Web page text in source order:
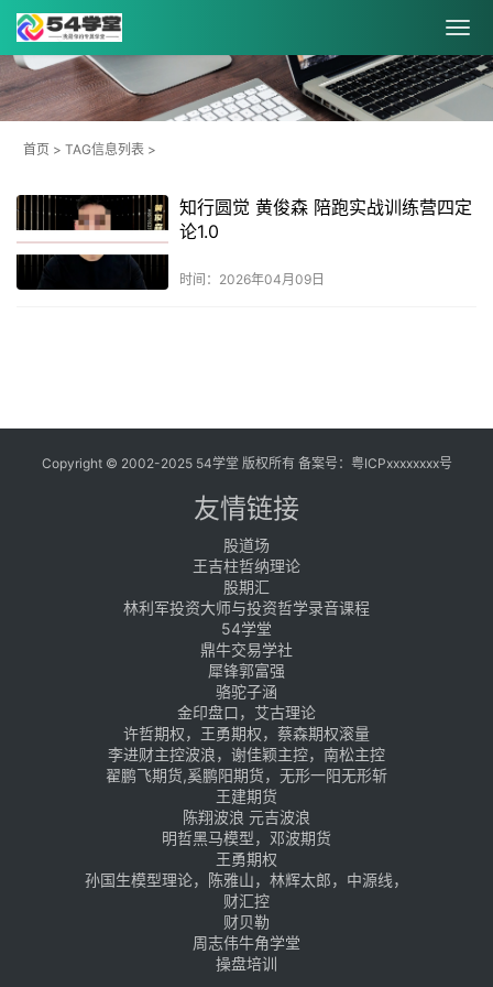
首页 > TAG信息列表 >
知行圆觉 黄俊森 陪跑实战训练营四定
论1.0
时间：2026年04月09日
Copyright © 2002-2025 54学堂 版权所有 备案号： 粤ICPxxxxxxxx号
友情链接
股道场
王吉柱哲纳理论
股期汇
林利军投资大师与投资哲学录音课程
54学堂
鼎牛交易学社
犀锋郭富强
骆驼子涵
金印盘口，艾古理论
许哲期权，王勇期权，蔡森期权滚量
李进财主控波浪，谢佳颖主控，南松主控
翟鹏飞期货,奚鹏阳期货，无形一阳无形斩
王建期货
陈翔波浪 元吉波浪
明哲黑马模型，邓波期货
王勇期权
孙国生模型理论，陈雅山，林辉太郎，中源线，
财汇控
财贝勒
周志伟牛角学堂
操盘培训